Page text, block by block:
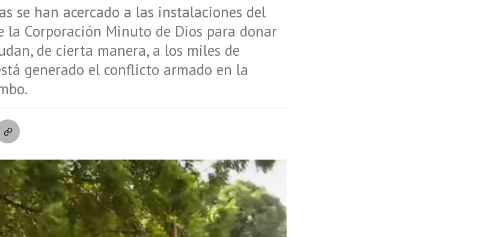
se han acercado a las instalaciones del
la Corporación Minuto de Dios para donar
de cierta manera, a los miles de
generado el conflicto armado en la